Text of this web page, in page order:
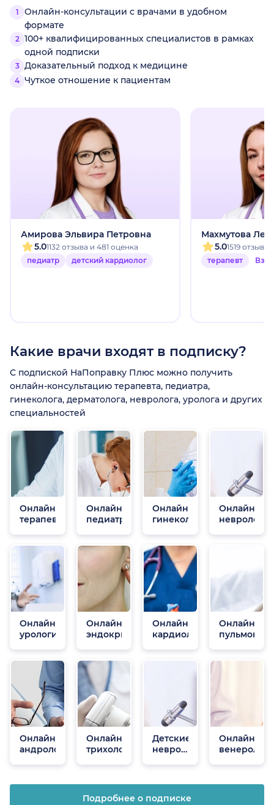
Онлайн-консультации с врачами в удобном
формате
100+ квалифицированных специалистов в рамках
одной подписки
Доказательный подход к медицине
Чуткое отношение к пациентам
Амирова Эльвира Петровна
5.01132 отзыва и 481 оценка
педиатр
детский кардиолог
Махмутова
5.01519
терапевт
Какие врачи входят в подписку?
С подпиской НаПоправку Плюс можно получить
онлайн-консультацию терапевта, педиатра,
гинеколога, дерматолога, невролога, уролога и других
специальностей
Онлайн
терапевты
Онлайн
педиатры
Онлайн
гинекологи
Онлайн
неврологи
Онлайн
урологи
Онлайн
эндокринологи
Онлайн
кардиологи
Онлайн
Онлайн
андрологи
Онлайн
трихологи
Детские
неврологи
Онлайн
венерологи
Подробнее о подписке